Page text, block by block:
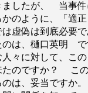
ましたが、 当事件
のように、「適
虚偽は到底必要
は、樋口英明 で
々に対して、こ
たのですか？ こ
は、妥当ですか